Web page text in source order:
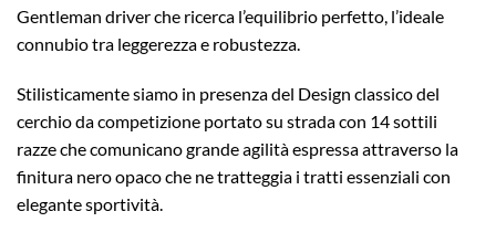
Gentleman driver che ricerca l’equilibrio perfetto, l’ideale
connubio tra leggerezza e robustezza.
Stilisticamente siamo in presenza del Design classico del
cerchio da competizione portato su strada con 14 sottili
razze che comunicano grande agilità espressa attraverso la
finitura nero opaco che ne tratteggia i tratti essenziali con
elegante sportività.